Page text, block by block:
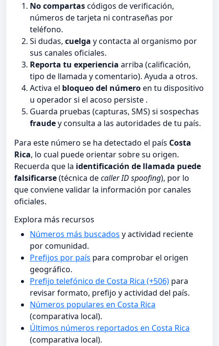
No compartascódigos de verificación,
números de tarjeta ni contraseñas por
teléfono.
Si dudas, cuelga y contacta al organismo por
sus canales oficiales.
Reporta tu experiencia arriba (calificación,
tipo de llamada y comentario). Ayuda a otros.
Activa el bloqueo del númeroen tu dispositivo
u operador si el acoso persiste .
Guarda pruebas (capturas, SMS) si sospechas
fraudey consulta a las autoridades de tu país.
Para este número se ha detectado el país Costa
Rica, lo cual puede orientar sobre su origen.
Recuerda que la identificación de llamada puede
falsificarse(técnica decaller ID spoofing), por lo
que conviene validar la información por canales
oficiales.
Explora más recursos
Números más buscados y actividad reciente
por comunidad.
Prefijos por país para comprobar el origen
geográfico.
Prefijo telefónico de Costa Rica (+506) para
revisar formato, prefijo y actividad del país.
Números populares en Costa Rica
(comparativa local).
Últimos números reportados en Costa Rica
(comparativa local).